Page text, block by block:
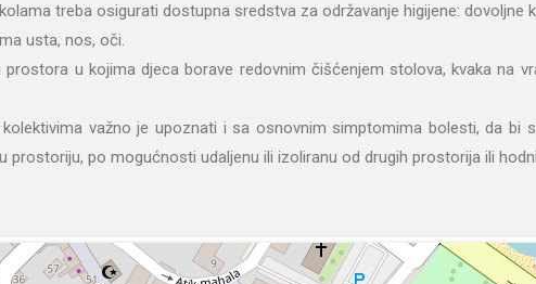
treba osigurati dostupna sredstva za održavanje higijene: dovoljne
usta, nos, oči.
prostora u kojima djeca borave redovnim čišćenjem stolova, kvaka na
važno je upoznati i sa osnovnim simptomima bolesti, da
prostoriju, po mogućnosti udaljenu ili izoliranu od drugih prostorija ili